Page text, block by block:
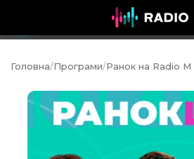
Головна/Програми/Ранок на Radio M